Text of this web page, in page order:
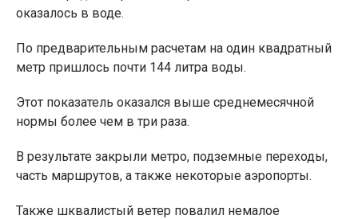
оказалось в воде.
По предварительным расчетам на один квадратный
метр пришлось почти 144 литра воды.
Этот показатель оказался выше среднемесячной
нормы более чем в три раза.
В результате закрыли метро, подземные переходы,
часть маршрутов, а также некоторые аэропорты.
Также шквалистый ветер повалил немалое